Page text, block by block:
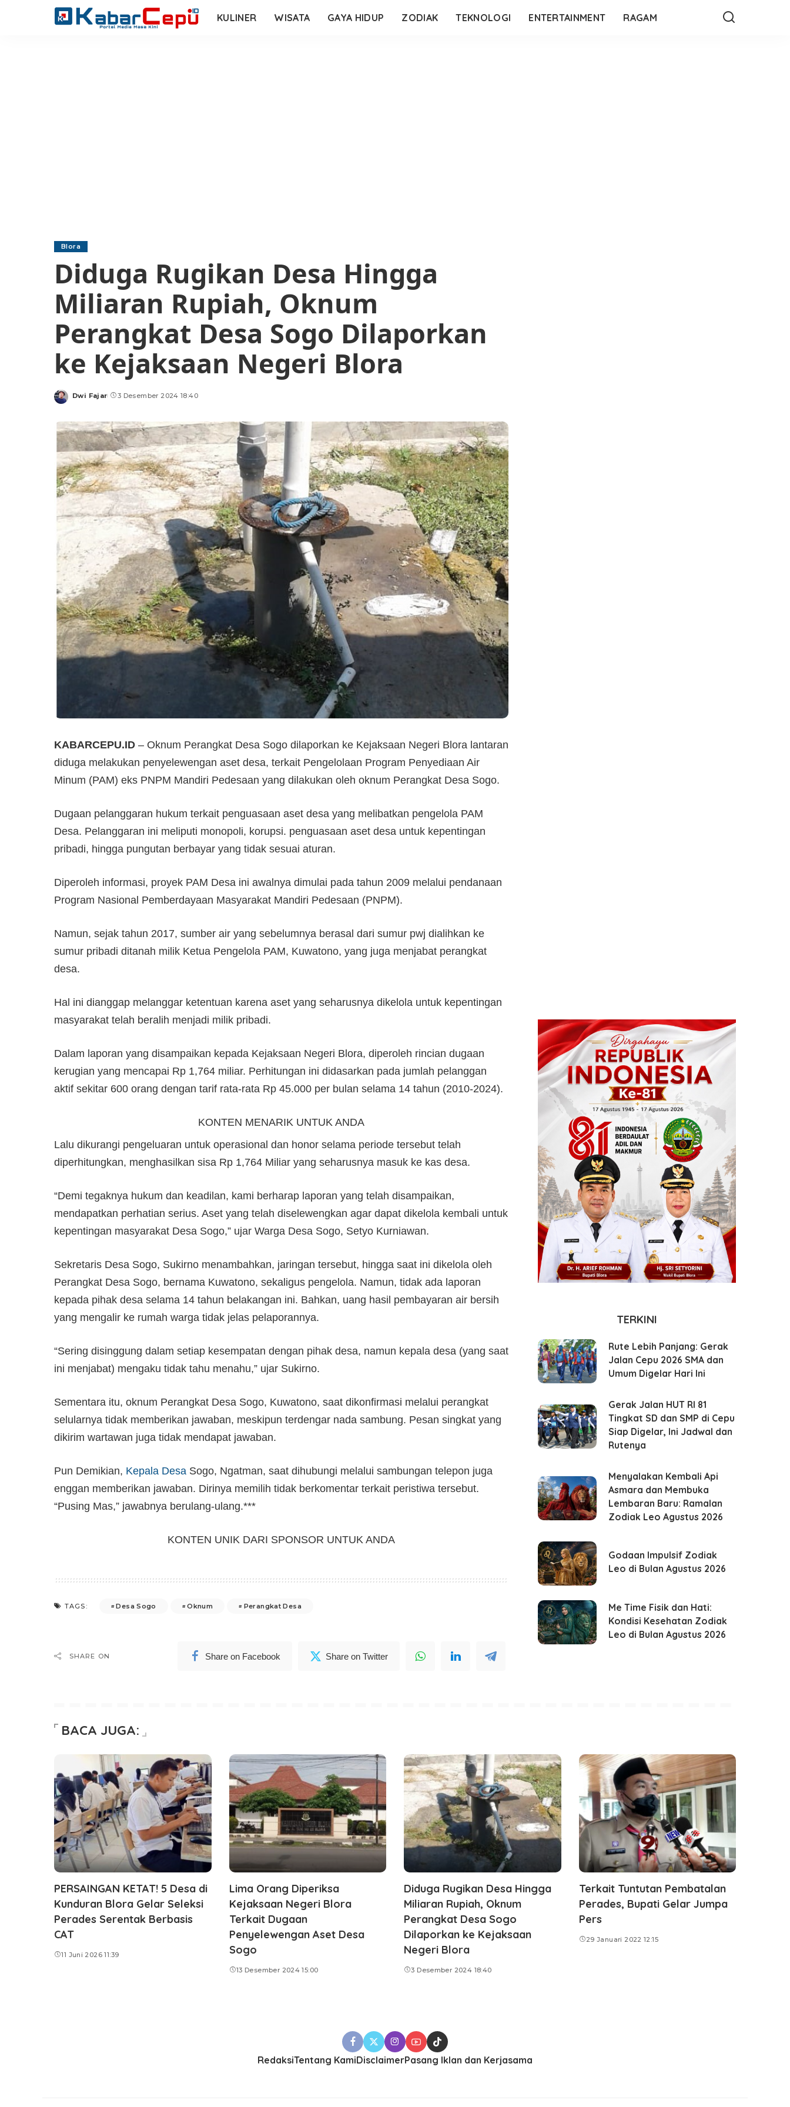
KULINER WISATA GAYA HIDUP ZODIAK TEKNOLOGI ENTERTAINMENT RAGAM
Blora
Diduga Rugikan Desa Hingga
Miliaran Rupiah, Oknum
Perangkat Desa Sogo Dilaporkan
ke Kejaksaan Negeri Blora
Posted
Dwi Fajar 3 Desember 2024 18:40
KABARCEPU.ID – Oknum Perangkat Desa Sogo dilaporkan ke Kejaksaan Negeri Blora lantaran
diduga melakukan penyelewengan aset desa, terkait Pengelolaan Program Penyediaan Air
Minum (PAM) eks PNPM Mandiri Pedesaan yang dilakukan oleh oknum Perangkat Desa Sogo.
Dugaan pelanggaran hukum terkait penguasaan aset desa yang melibatkan pengelola PAM
Desa. Pelanggaran ini meliputi monopoli, korupsi. penguasaan aset desa untuk kepentingan
pribadi, hingga pungutan berbayar yang tidak sesuai aturan.
Diperoleh informasi, proyek PAM Desa ini awalnya dimulai pada tahun 2009 melalui pendanaan
Program Nasional Pemberdayaan Masyarakat Mandiri Pedesaan (PNPM).
Namun, sejak tahun 2017, sumber air yang sebelumnya berasal dari sumur pwj dialihkan ke
sumur pribadi ditanah milik Ketua Pengelola PAM, Kuwatono, yang juga menjabat perangkat
desa.
Hal ini dianggap melanggar ketentuan karena aset yang seharusnya dikelola untuk kepentingan
masyarakat telah beralih menjadi milik pribadi.
Dalam laporan yang disampaikan kepada Kejaksaan Negeri Blora, diperoleh rincian dugaan
kerugian yang mencapai Rp 1,764 miliar. Perhitungan ini didasarkan pada jumlah pelanggan
aktif sekitar 600 orang dengan tarif rata-rata Rp 45.000 per bulan selama 14 tahun (2010-2024).
KONTEN MENARIK UNTUK ANDA
Lalu dikurangi pengeluaran untuk operasional dan honor selama periode tersebut telah
diperhitungkan, menghasilkan sisa Rp 1,764 Miliar yang seharusnya masuk ke kas desa.
“Demi tegaknya hukum dan keadilan, kami berharap laporan yang telah disampaikan,
mendapatkan perhatian serius. Aset yang telah diselewengkan agar dapat dikelola kembali untuk
kepentingan masyarakat Desa Sogo,” ujar Warga Desa Sogo, Setyo Kurniawan.
Sekretaris Desa Sogo, Sukirno menambahkan, jaringan tersebut, hingga saat ini dikelola oleh
Perangkat Desa Sogo, bernama Kuwatono, sekaligus pengelola. Namun, tidak ada laporan
kepada pihak desa selama 14 tahun belakangan ini. Bahkan, uang hasil pembayaran air bersih
yang mengalir ke rumah warga tidak jelas pelaporannya.
“Sering disinggung dalam setiap kesempatan dengan pihak desa, namun kepala desa (yang saat
ini menjabat) mengaku tidak tahu menahu,” ujar Sukirno.
Sementara itu, oknum Perangkat Desa Sogo, Kuwatono, saat dikonfirmasi melalui perangkat
selularnya tidak memberikan jawaban, meskipun terdengar nada sambung. Pesan singkat yang
dikirim wartawan juga tidak mendapat jawaban.
Pun Demikian, Kepala Desa Sogo, Ngatman, saat dihubungi melalui sambungan telepon juga
enggan memberikan jawaban. Dirinya memilih tidak berkomentar terkait peristiwa tersebut.
“Pusing Mas,” jawabnya berulang-ulang.***
KONTEN UNIK DARI SPONSOR UNTUK ANDA
TAGS: Desa Sogo Oknum Perangkat Desa
SHARE ON Share on Facebook Share on Twitter
TERKINI
Rute Lebih Panjang: Gerak
Jalan Cepu 2026 SMA dan
Umum Digelar Hari Ini
Gerak Jalan HUT RI 81
Tingkat SD dan SMP di Cepu
Siap Digelar, Ini Jadwal dan
Rutenya
Menyalakan Kembali Api
Asmara dan Membuka
Lembaran Baru: Ramalan
Zodiak Leo Agustus 2026
Godaan Impulsif Zodiak
Leo di Bulan Agustus 2026
Me Time Fisik dan Hati:
Kondisi Kesehatan Zodiak
Leo di Bulan Agustus 2026
BACA JUGA:
PERSAINGAN KETAT! 5 Desa di
Kunduran Blora Gelar Seleksi
Perades Serentak Berbasis
CAT
11 Juni 2026 11:39
Lima Orang Diperiksa
Kejaksaan Negeri Blora
Terkait Dugaan
Penyelewengan Aset Desa
Sogo
13 Desember 2024 15:00
Diduga Rugikan Desa Hingga
Miliaran Rupiah, Oknum
Perangkat Desa Sogo
Dilaporkan ke Kejaksaan
Negeri Blora
3 Desember 2024 18:40
Terkait Tuntutan Pembatalan
Perades, Bupati Gelar Jumpa
Pers
29 Januari 2022 12:15
RedaksiTentang KamiDisclaimerPasang Iklan dan Kerjasama